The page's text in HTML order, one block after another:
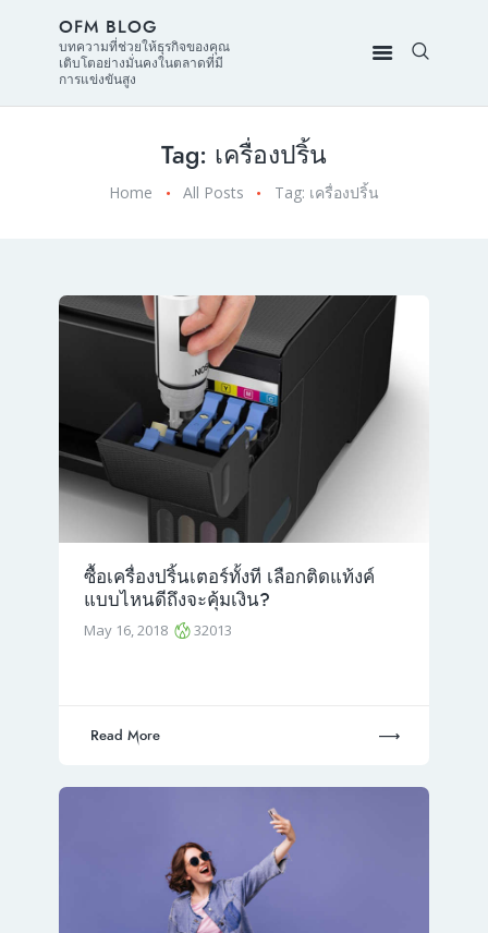
OFM BLOG
บทความที่ช่วยให้ธุรกิจของคุณ
เติบโตอย่างมั่นคงในตลาดที่มี
การแข่งขันสูง
Tag: เครื่องปริ้น
Home All Posts Tag: เครื่องปริ้น
ซื้อเครื่องปริ้นเตอร์ทั้งที เลือกติดแท้งค์
แบบไหนดีถึงจะคุ้มเงิน?
May 16, 2018 32013
Read More